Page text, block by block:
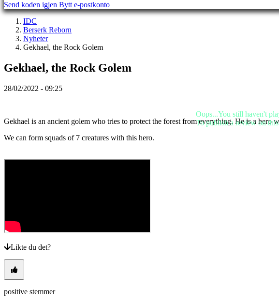
Registrer
Logg
inn
Glemt
passord?
Bytt
AR
DA
EL
FI
NO
PL
RO
RU
TR
Send koden igjen Bytt e-postkonto
IDC
Berserk Reborn
Nyheter
Gekhael, the Rock Golem
Gekhael, the Rock Golem
28/02/2022 - 09:25
Gekhael is an ancient golem who tries to protect the forest from everything. He is a hero
We can form squads of 7 creatures with this hero.
Likte du det?
positive stemmer
Oops...You still haven't
To publish a review on